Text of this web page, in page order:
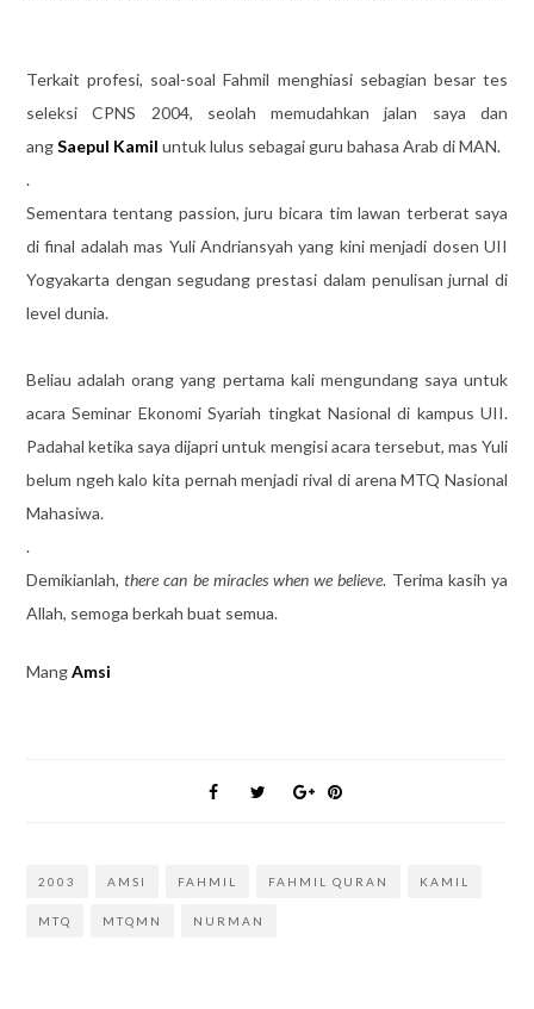
Terkait profesi, soal-soal Fahmil menghiasi sebagian besar tes
seleksi CPNS 2004, seolah memudahkan jalan saya dan
angSaepul Kamil untuk lulus sebagai guru bahasa Arab di MAN.
.
Sementara tentang passion, juru bicara tim lawan terberat saya
di final adalah mas Yuli Andriansyah yang kini menjadi dosen UII
Yogyakarta dengan segudang prestasi dalam penulisan jurnal di
level dunia.
Beliau adalah orang yang pertama kali mengundang saya untuk
acara Seminar Ekonomi Syariah tingkat Nasional di kampus UII.
Padahal ketika saya dijapri untuk mengisi acara tersebut, mas Yuli
belum ngeh kalo kita pernah menjadi rival di arena MTQ Nasional
Mahasiwa.
.
Demikianlah,there can be miracles when we believe. Terima kasih ya
Allah, semoga berkah buat semua.
MangAmsi
2003 AMSI FAHMIL FAHMIL QURAN KAMIL
MTQ MTQMN NURMAN